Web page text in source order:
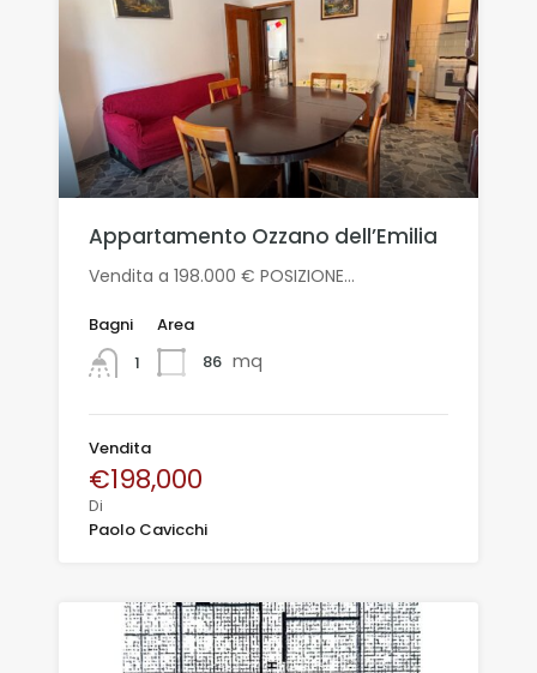
Appartamento Ozzano dell’Emilia
Vendita a 198.000 € POSIZIONE…
Bagni
1
Area
86 mq
Vendita
€198,000
Di
Paolo Cavicchi